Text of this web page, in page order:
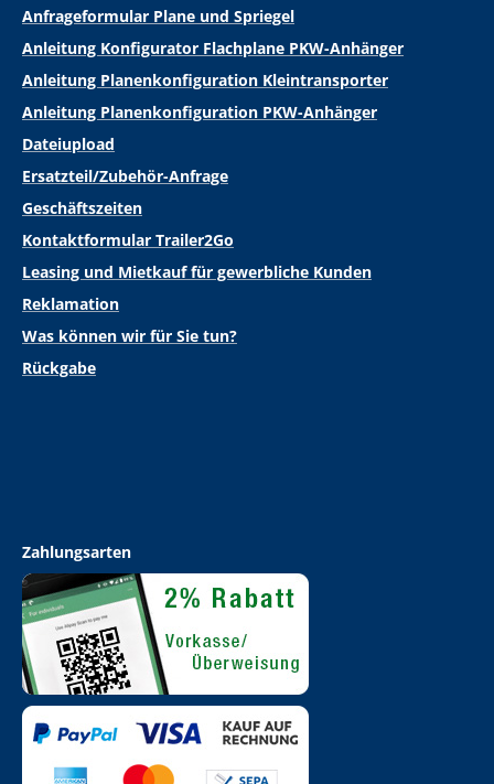
Anfrageformular Plane und Spriegel
Anleitung Konfigurator Flachplane PKW-Anhänger
Anleitung Planenkonfiguration Kleintransporter
Anleitung Planenkonfiguration PKW-Anhänger
Dateiupload
Ersatzteil/Zubehör-Anfrage
Geschäftszeiten
Kontaktformular Trailer2Go
Leasing und Mietkauf für gewerbliche Kunden
Reklamation
Was können wir für Sie tun?
Rückgabe
Zahlungsarten